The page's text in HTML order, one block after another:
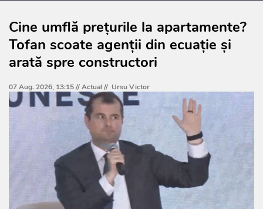
Cine umflă prețurile la apartamente?
Tofan scoate agenții din ecuație și
arată spre constructori
07 Aug. 2026, 13:15 //Actual// Ursu Victor